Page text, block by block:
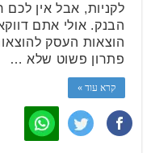
לקניות, אבל אין
הבנק. אולי אתם
הוצאות העסק
פתרון פשוט שלא …
קרא עוד »